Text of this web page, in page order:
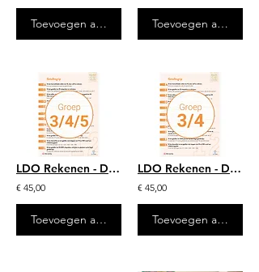
Toevoegen aan winkelwagenToevoegen aan
LDO Rekenen - Doelenposters – Groep 3/4/5
€ 45,00
Toevoegen aan winkelwagen
LDO Rekenen - Doelenposters - Groep 3/4
€ 45,00
Toevoegen aan